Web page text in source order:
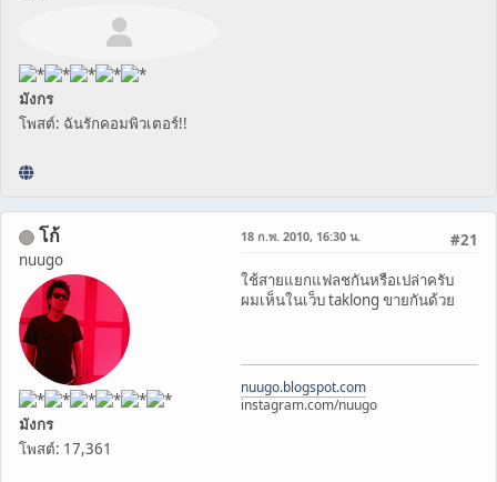
มังกร
โพสต์: ฉันรักคอมพิวเตอร์!!
โก้
nuugo
มังกร
โพสต์: 17,361
#21
18 ก.พ. 2010, 16:30 น.
ใช้สายแยกแฟลชกันหรือเปล่าครับ
ผมเห็นในเว็บ taklong ขายกันด้วย
nuugo.blogspot.com
instagram.com/nuugo